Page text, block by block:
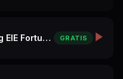
My PussyCat Short Song ElE Fortuna Travel Vlog Re GRATIS